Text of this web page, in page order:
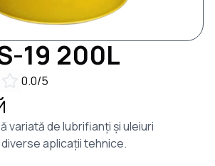
19 200L
0.0/5
variată de lubrifianți și uleiuri
aplicații tehnice.